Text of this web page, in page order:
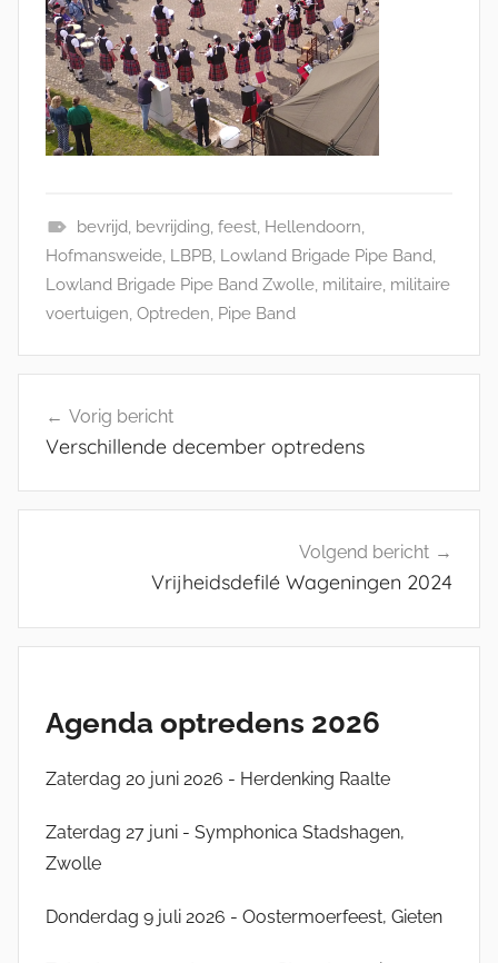
N
i
e
w
W
e
b
L
P
bevrijd, bevrijding, feest, Hellendoorn,
Hofmansweide, LBPB, Lowland Brigade Pipe Band,
Lowland Brigade Pipe Band Zwolle, militaire, militaire
voertuigen, Optreden, Pipe Band
navigatie
Vorig bericht
Verschillende december optredens
Volgend bericht
Vrijheidsdefilé Wageningen 2024
Agenda optredens 2026
Zaterdag 20 juni 2026 - Herdenking Raalte
Zaterdag 27 juni - Symphonica Stadshagen,
Zwolle
Donderdag 9 juli 2026 - Oostermoerfeest, Gieten